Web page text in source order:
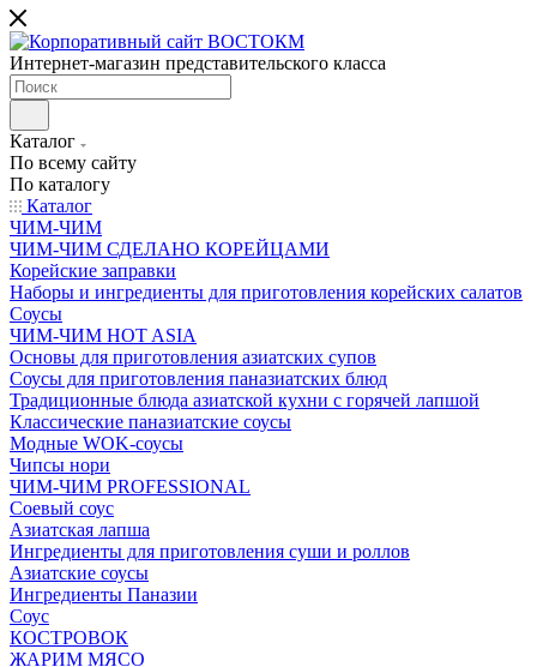
Интернет-магазин представительского класса
Каталог
По всему сайту
По каталогу
Каталог
ЧИМ-ЧИМ
ЧИМ-ЧИМ СДЕЛАНО КОРЕЙЦАМИ
Корейские заправки
Наборы и ингредиенты для приготовления корейских салатов
Соусы
ЧИМ-ЧИМ HOT ASIA
Основы для приготовления азиатских супов
Соусы для приготовления паназиатских блюд
Традиционные блюда азиатской кухни с горячей лапшой
Классические паназиатские соусы
Модные WOK-соусы
Чипсы нори
ЧИМ-ЧИМ PROFESSIONAL
Соевый соус
Азиатская лапша
Ингредиенты для приготовления суши и роллов
Азиатские соусы
Ингредиенты Паназии
Соус
КОСТРОВОК
ЖАРИМ МЯСО